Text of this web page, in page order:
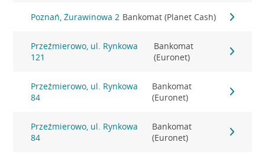
Poznań, Żurawinowa 2 Bankomat (Planet Cash)
Przeźmierowo, ul. Rynkowa
121
Bankomat
(Euronet)
Przeźmierowo, ul. Rynkowa
84
Bankomat
(Euronet)
Przeźmierowo, ul. Rynkowa
84
Bankomat
(Euronet)